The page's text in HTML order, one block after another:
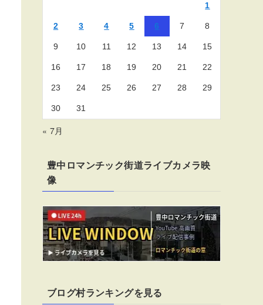
1
2 3 4 5 6 7 8
9 10 11 12 13 14 15
16 17 18 19 20 21 22
23 24 25 26 27 28 29
30 31
« 7月
豊中ロマンチック街道ライブカメラ映
像
ブログ村ランキングを見る